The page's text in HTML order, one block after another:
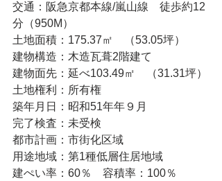
交通：阪急京都本線/嵐山線　徒歩約12
分（950M）
土地面積：175.37㎡　（53.05坪）
建物構造：木造瓦葺2階建て
建物面先：延べ103.49㎡　（31.31坪）
土地権利：所有権
築年月日：昭和51年年９月
完了検査：未受検
都市計画：市街化区域
用途地域：第1種低層住居地域
建ぺい率：60％　容積率：100％